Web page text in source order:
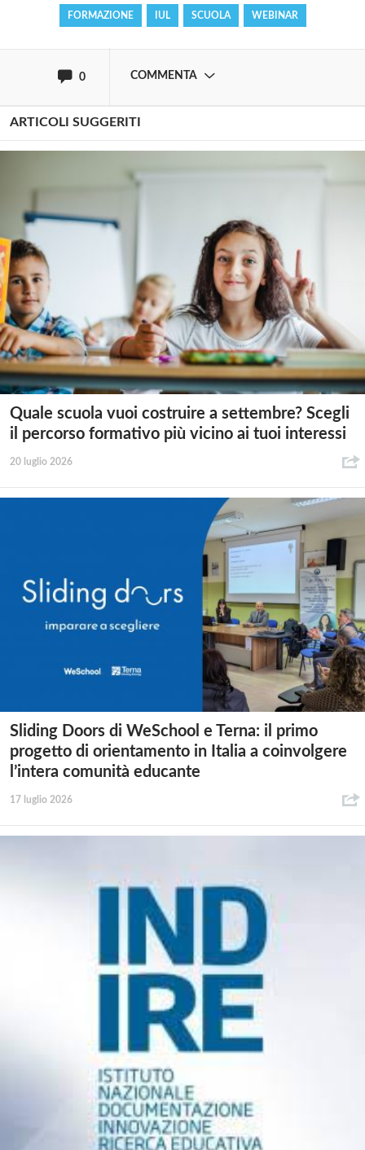
FORMAZIONE IUL SCUOLA WEBINAR
0 COMMENTA
ARTICOLI SUGGERITI
Quale scuola vuoi costruire a settembre? Scegli
il percorso formativo più vicino ai tuoi interessi
20 luglio 2026
Sliding Doors di WeSchool e Terna: il primo
progetto di orientamento in Italia a coinvolgere
l’intera comunità educante
17 luglio 2026